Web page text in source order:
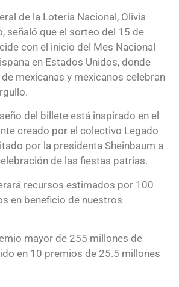
de la Lotería Nacional, Olivia
señaló que el sorteo del 15 de
con el inicio del Mes Nacional
en Estados Unidos, donde
mexicanas y mexicanos celebran
del billete está inspirado en el
creado por el colectivo Legado
por la presidenta Sheinbaum a
de las fiestas patrias.
recursos estimados por 100
en beneficio de nuestros
mayor de 255 millones de
en 10 premios de 25.5 millones